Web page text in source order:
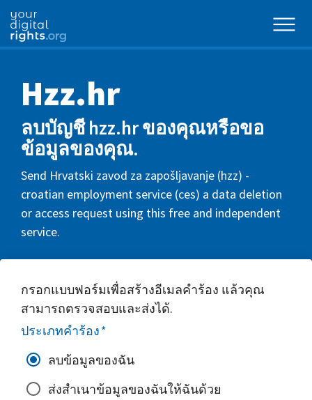
Hzz.hr
ลบบัญชี hzz.hr ของคุณหรือขอ
ข้อมูลของคุณ.
Send Hrvatski zavod za zapošljavanje (hzz) -
croatian employment service (ces) a data deletion
or access request using this free and independent
service.
กรอกแบบฟอร์มเพื่อสร้างอีเมลคำร้อง แล้วคุณ
สามารถตรวจสอบและส่งได้.
ประเภทคำร้อง*
ลบข้อมูลของฉัน
ส่งสำเนาข้อมูลของฉันให้ฉันด้วย